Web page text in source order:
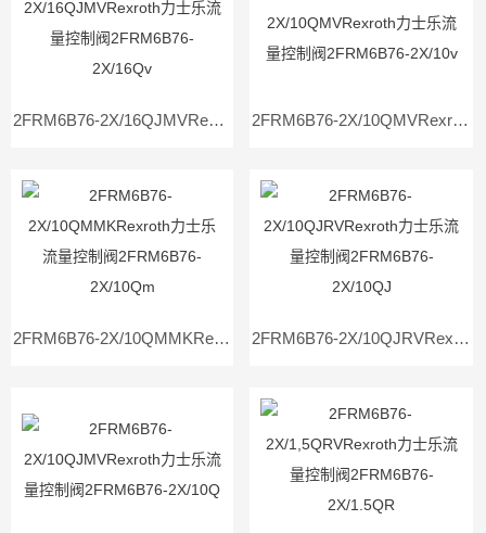
2FRM6B76-2X/16QJMVRexroth力士乐流量控制阀2FRM6B76-2X/16Qv 2FRM6B76-2X/10QMVRexroth力士乐流量控制阀2FRM6B76-2X/10v
2FRM6B76-2X/10QMMKRexroth力士乐流量控制阀2FRM6B76-2X/10Qm 2FRM6B76-2X/10QJRVRexroth力士乐流量控制阀2FRM6B76-2X/10QJ